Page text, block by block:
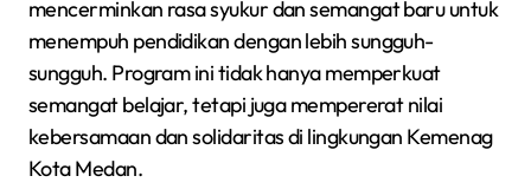
mencerminkan rasa syukur dan semangat baru untuk
menempuh pendidikan dengan lebih sungguh-
sungguh. Program ini tidak hanya memperkuat
semangat belajar, tetapi juga mempererat nilai
kebersamaan dan solidaritas di lingkungan Kemenag
Kota Medan.